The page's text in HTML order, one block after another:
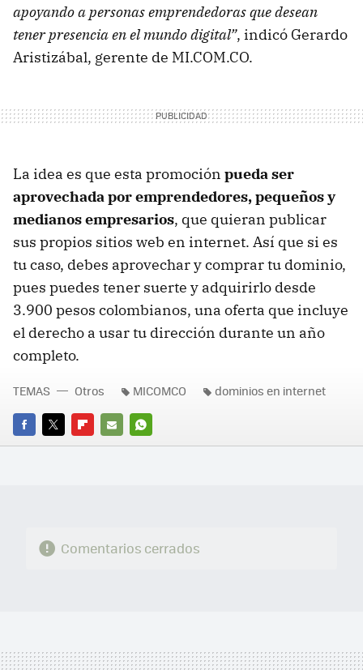
apoyando a personas emprendedoras que desean
tener presencia en el mundo digital”, indicó Gerardo
Aristizábal, gerente de MI.COM.CO.
La idea es que esta promoción pueda ser
aprovechada por emprendedores, pequeños y
medianos empresarios, que quieran publicar
sus propios sitios web en internet. Así que si es
tu caso, debes aprovechar y comprar tu dominio,
pues puedes tener suerte y adquirirlo desde
3.900 pesos colombianos, una oferta que incluye
el derecho a usar tu dirección durante un año
completo.
FACEBOOK
TWITTERFLIPBOARD
E-
WHATSAPP
TEMAS Otros MICOMCO dominios en internet
Comentarios cerrados